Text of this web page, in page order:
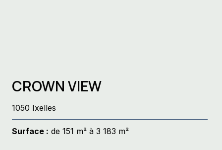
CROWN VIEW
1050 Ixelles
Surface : de 151 m² à 3 183 m²